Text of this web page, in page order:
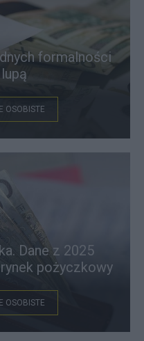
formalności
OSOBISTE
Dane z 2025
pożyczkowy
OSOBISTE